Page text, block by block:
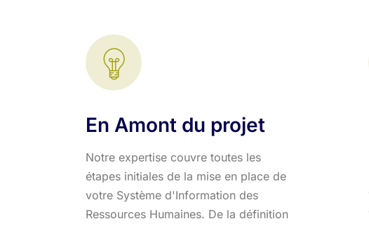
En Amont du projet
Notre expertise couvre toutes les
étapes initiales de la mise en place de
votre Système d'Information des
Ressources Humaines. De la définition